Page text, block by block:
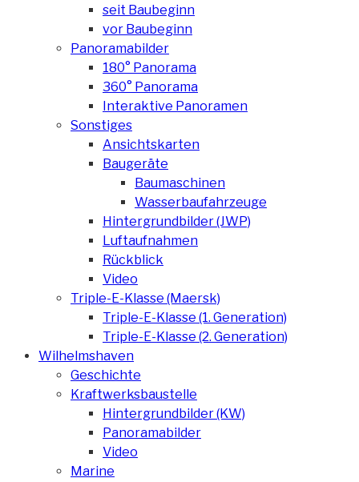
seit Baubeginn
vor Baubeginn
Panoramabilder
180° Panorama
360° Panorama
Interaktive Panoramen
Sonstiges
Ansichtskarten
Baugeräte
Baumaschinen
Wasserbaufahrzeuge
Hintergrundbilder (JWP)
Luftaufnahmen
Rückblick
Video
Triple-E-Klasse (Maersk)
Triple-E-Klasse (1. Generation)
Triple-E-Klasse (2. Generation)
Wilhelmshaven
Geschichte
Kraftwerksbaustelle
Hintergrundbilder (KW)
Panoramabilder
Video
Marine